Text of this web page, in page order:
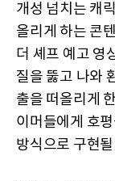
개성 넘치는 캐
올리게 하는 콘
더 셰프 예고 영
질을 뚫고 나와
출을 떠올리게
이머들에게 호
방식으로 구현